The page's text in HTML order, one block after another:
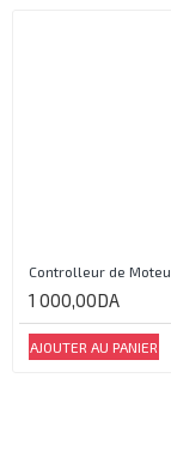
1 000,00DA
AJOUTER AU PANIER